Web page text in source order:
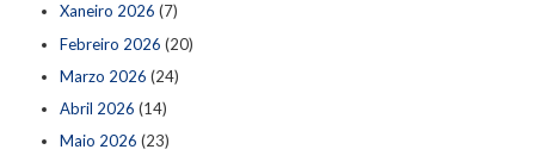
Xaneiro 2026 (7)
Febreiro 2026 (20)
Marzo 2026 (24)
Abril 2026 (14)
Maio 2026 (23)